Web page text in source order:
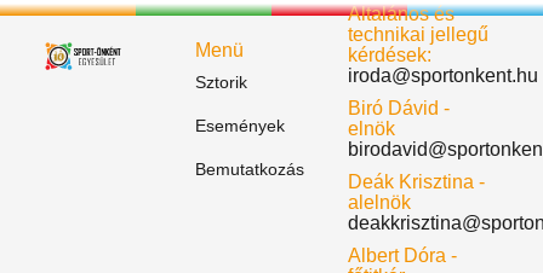
Menü
Sztorik
Események
Bemutatkozás
Általános és
technikai jellegű
kérdések:
iroda@sportonkent.hu
Biró Dávid -
elnök
Deák Krisztina -
alelnök
Albert Dóra -